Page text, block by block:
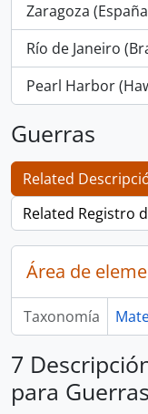
Zaragoza
, 1 resultados
Río de Janeiro
, 1 resultados
Pearl Harbor
, 1 resultados
Guerras
Related
Related Registro
Área de
Taxonomía
7
para Guerras